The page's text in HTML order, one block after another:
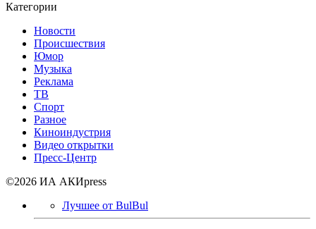
Категории
Новости
Происшествия
Юмор
Музыка
Реклама
ТВ
Спорт
Разное
Киноиндустрия
Видео открытки
Пресс-Центр
©2026 ИА АКИpress
Лучшее от BulBul